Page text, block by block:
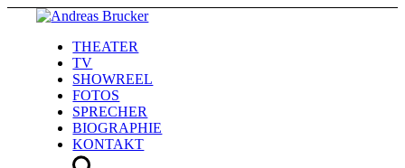
THEATER
TV
SHOWREEL
FOTOS
SPRECHER
BIOGRAPHIE
KONTAKT